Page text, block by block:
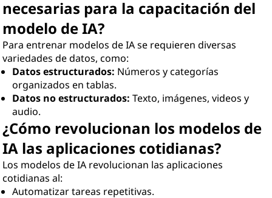
necesarias para la capacitación del
modelo de IA?
Para entrenar modelos de IA se requieren diversas
variedades de datos, como:
Datos estructurados: Números y categorías
organizados en tablas.
Datos no estructurados:Texto, imágenes, videos y
audio.
¿Cómo revolucionan los modelos de
IA las aplicaciones cotidianas?
Los modelos de IA revolucionan las aplicaciones
cotidianas al:
Automatizar tareas repetitivas.